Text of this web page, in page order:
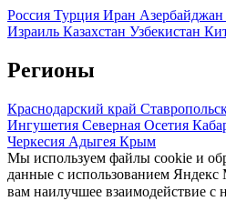
Россия Турция Иран Азербайджан
Израиль Казахстан Узбекистан
Регионы
Краснодарский край
Ингушетия Северная Осетия
Черкесия Адыгея Крым
Мы используем файлы cookie и
данные с использованием
вам наилучшее взаимодействие с